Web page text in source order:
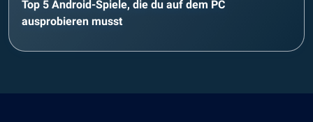
Top 5 Android-Spiele, die du auf dem PC
ausprobieren musst